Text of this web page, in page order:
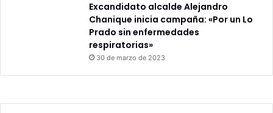
Excandidato alcalde Alejandro
Chanique inicia campaña: «Por un Lo
Prado sin enfermedades
respiratorias»
30 de marzo de 2023